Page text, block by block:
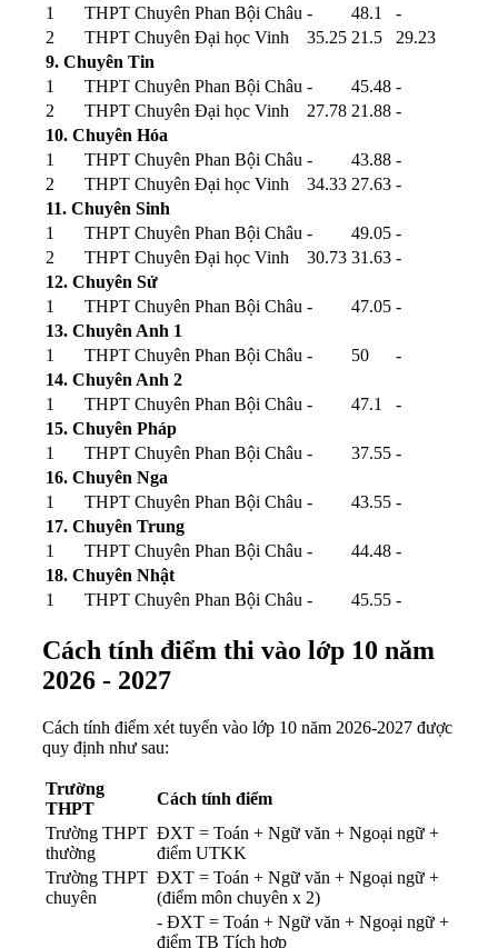
1
THPT Chuyên Phan Bội Châu - 48.1
-
2
THPT Chuyên Đại học Vinh 35.25 21.5
29.23
9. Chuyên Tin
1
THPT Chuyên Phan Bội Châu - 45.48 -
2
THPT Chuyên Đại học Vinh 27.78 21.88 -
10. Chuyên Hóa
1
THPT Chuyên Phan Bội Châu - 43.88 -
2
THPT Chuyên Đại học Vinh 34.33 27.63 -
11. Chuyên Sinh
1
THPT Chuyên Phan Bội Châu - 49.05 -
2
THPT Chuyên Đại học Vinh 30.73 31.63 -
12. Chuyên Sử
1
THPT Chuyên Phan Bội Châu - 47.05 -
13. Chuyên Anh 1
1
THPT Chuyên Phan Bội Châu - 50
-
14. Chuyên Anh 2
1
THPT Chuyên Phan Bội Châu - 47.1
-
15. Chuyên Pháp
1
THPT Chuyên Phan Bội Châu - 37.55 -
16. Chuyên Nga
1
THPT Chuyên Phan Bội Châu - 43.55 -
17. Chuyên Trung
1
THPT Chuyên Phan Bội Châu - 44.48 -
18. Chuyên Nhật
1
THPT Chuyên Phan Bội Châu - 45.55 -
Cách tính điểm thi vào lớp 10 năm
2026 - 2027
Cách tính điểm xét tuyển vào lớp 10 năm 2026-2027 được
quy định như sau:
Trường
THPT
Cách tính điểm
Trường THPT
thường
ĐXT = Toán + Ngữ văn + Ngoại ngữ +
điểm UTKK
Trường THPT
chuyên
ĐXT = Toán + Ngữ văn + Ngoại ngữ +
(điểm môn chuyên x 2)
- ĐXT = Toán + Ngữ văn + Ngoại ngữ +
điểm TB Tích hợp